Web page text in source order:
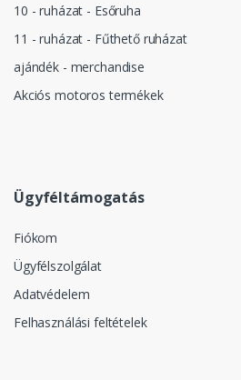
10 - ruházat - Esőruha
11 - ruházat - Fűthető ruházat
ajándék - merchandise
Akciós motoros termékek
Ügyféltámogatás
Fiókom
Ügyfélszolgálat
Adatvédelem
Felhasználási feltételek